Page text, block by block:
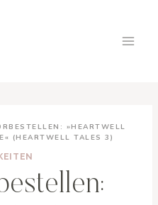
»HEARTWELL
(HEARTWELL TALES 3)